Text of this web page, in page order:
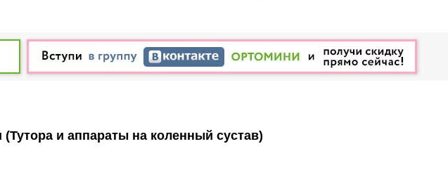
(Тутора и аппараты на коленный сустав)